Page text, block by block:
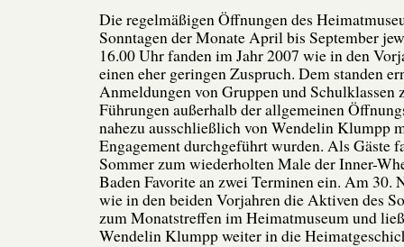
Die regelmäßigen Öffnungen des
Sonntagen der Monate April bis September
16.00 Uhr fanden im Jahr 2007 wie in den
einen eher geringen Zuspruch. Dem standen
Anmeldungen von Gruppen und Schulklassen
Führungen außerhalb der allgemeinen
nahezu ausschließlich von Wendelin Klumpp
Engagement durchgeführt wurden. Als Gäste
Sommer zum wiederholten Male der Inner-
Baden Favorite an zwei Terminen ein. Am 30.
wie in den beiden Vorjahren die Aktiven des
zum Monatstreffen im Heimatmuseum und
Wendelin Klumpp weiter in die